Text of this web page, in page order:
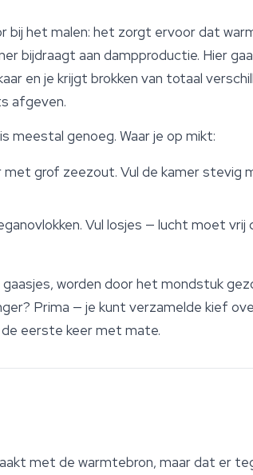
het malen: het zorgt ervoor dat
bijdraagt aan dampproductie. Hier
en je krijgt brokken van totaal
afgeven.
meestal genoeg. Waar je op mikt:
met grof zeezout. Vul de kamer stevig
Vul losjes — lucht moet
worden door het mondstuk
Prima — je kunt verzamelde kief
eerste keer met mate.
met de warmtebron, maar dat er